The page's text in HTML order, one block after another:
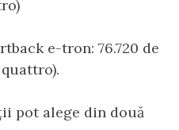
e-tron: 76.720 de
pot alege din două